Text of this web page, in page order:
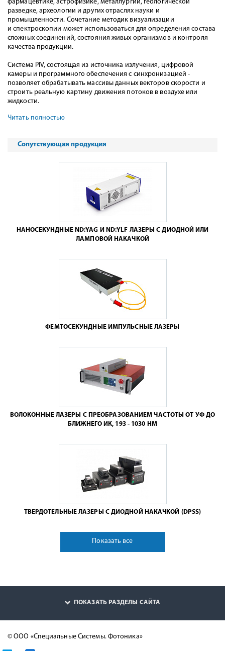
фармацевтике, астрофизике, металлургии, геологической
разведке, археологии и других отраслях науки и
промышленности. Сочетание методик визуализации
и спектроскопии может использоваться для определения состава
сложных соединений, состояния живых организмов и контроля
качества продукции.
Система PIV, состоящая из источника излучения, цифровой
камеры и программного обеспечения с синхронизацией -
позволяет обрабатывать массивы данных векторов скорости и
строить реальную картину движения потоков в воздухе или
жидкости.
Читать полностью
Сопутствующая продукция
НАНОСЕКУНДНЫЕ ND:YAG И ND:YLF ЛАЗЕРЫ С ДИОДНОЙ ИЛИ
ЛАМПОВОЙ НАКАЧКОЙ
ФЕМТОСЕКУНДНЫЕ ИМПУЛЬСНЫЕ ЛАЗЕРЫ
ВОЛОКОННЫЕ ЛАЗЕРЫ С ПРЕОБРАЗОВАНИЕМ ЧАСТОТЫ ОТ УФ ДО
БЛИЖНЕГО ИК, 193 - 1030 НМ
ТВЕРДОТЕЛЬНЫЕ ЛАЗЕРЫ С ДИОДНОЙ НАКАЧКОЙ (DPSS)
Показать все
ПОКАЗАТЬ РАЗДЕЛЫ САЙТА
© ООО «Специальные Системы. Фотоника»